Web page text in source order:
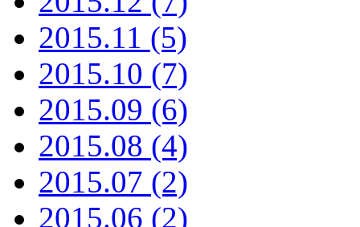
2015.11 (5)
2015.10 (7)
2015.09 (6)
2015.08 (4)
2015.07 (2)
2015.06 (2)